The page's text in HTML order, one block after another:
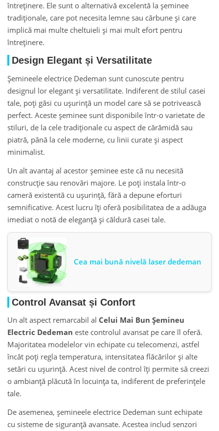
întreținere. Ele sunt o alternativă excelentă la șeminee
tradiționale, care pot necesita lemne sau cărbune și care
implică mai multe cheltuieli și mai mult efort pentru
întreținere.
Design Elegant și Versatilitate
Șemineele electrice Dedeman sunt cunoscute pentru
designul lor elegant și versatilitate. Indiferent de stilul casei
tale, poți găsi cu ușurință un model care să se potrivească
perfect. Aceste șeminee sunt disponibile într-o varietate de
stiluri, de la cele tradiționale cu aspect de cărămidă sau
piatră, până la cele moderne, cu linii curate și aspect
minimalist.
Un alt avantaj al acestor șeminee este că nu necesită
construcție sau renovări majore. Le poți instala într-o
cameră existentă cu ușurință, fără a depune eforturi
semnificative. Acest lucru îți oferă posibilitatea de a adăuga
imediat o notă de eleganță și căldură casei tale.
Cea mai bună nivelă laser dedeman
Control Avansat și Confort
Un alt aspect remarcabil al Celui Mai Bun Șemineu
Electric Dedeman este controlul avansat pe care îl oferă.
Majoritatea modelelor vin echipate cu telecomenzi, astfel
încât poți regla temperatura, intensitatea flăcărilor și alte
setări cu ușurință. Acest nivel de control îți permite să creezi
o ambianță plăcută în locuința ta, indiferent de preferințele
tale.
De asemenea, șemineele electrice Dedeman sunt echipate
cu sisteme de siguranță avansate. Acestea includ senzori